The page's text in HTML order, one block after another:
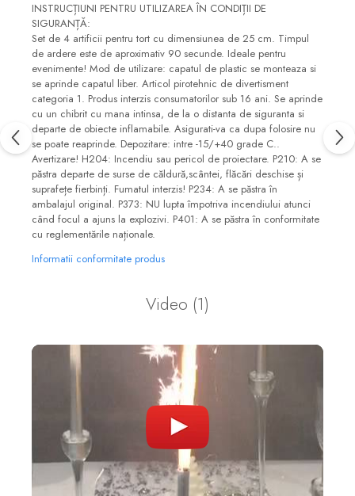
INSTRUCȚIUNI PENTRU UTILIZAREA ÎN CONDIȚII DE
SIGURANȚĂ:
Set de 4 artificii pentru tort cu dimensiunea de 25 cm. Timpul
de ardere este de aproximativ 90 secunde. Ideale pentru
evenimente! Mod de utilizare: capatul de plastic se monteaza si
se aprinde capatul liber. Articol pirotehnic de divertisment
categoria 1. Produs interzis consumatorilor sub 16 ani. Se aprinde
cu un chibrit cu mana intinsa, de la o distanta de siguranta si
departe de obiecte inflamabile. Asigurati-va ca dupa folosire nu
se poate reaprinde. Depozitare: intre -15/+40 grade C..
Avertizare! H204: Incendiu sau pericol de proiectare. P210: A se
păstra departe de surse de căldură,scântei, flăcări deschise și
suprafețe fierbinți. Fumatul interzis! P234: A se păstra în
ambalajul original. P373: NU lupta împotriva incendiului atunci
când focul a ajuns la explozivi. P401: A se păstra în conformitate
cu reglementările naționale.
Informatii conformitate produs
Video (1)